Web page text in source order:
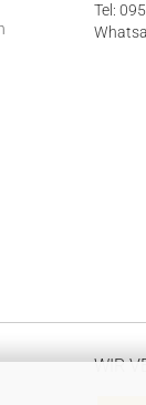
Tel:
WIR